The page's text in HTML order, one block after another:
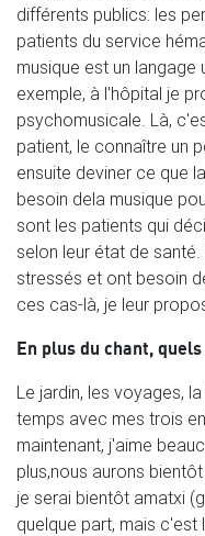
différents publics: les
patients du service
musique est un
exemple, à l'hôpital je
psychomusicale. Là,
patient, le connaître un
ensuite deviner ce que
besoin dela musique
sont les patients qui
selon leur état de
stressés et ont besoin
ces cas-là, je leur
En plus du chant,
Le jardin, les voyages,
temps avec mes trois
maintenant, j'aime
plus,nous aurons
je serai bientôt amatxi
quelque part, mais